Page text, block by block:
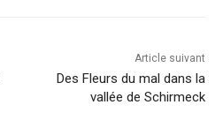
Article suivant
Des Fleurs du mal dans la
vallée de Schirmeck